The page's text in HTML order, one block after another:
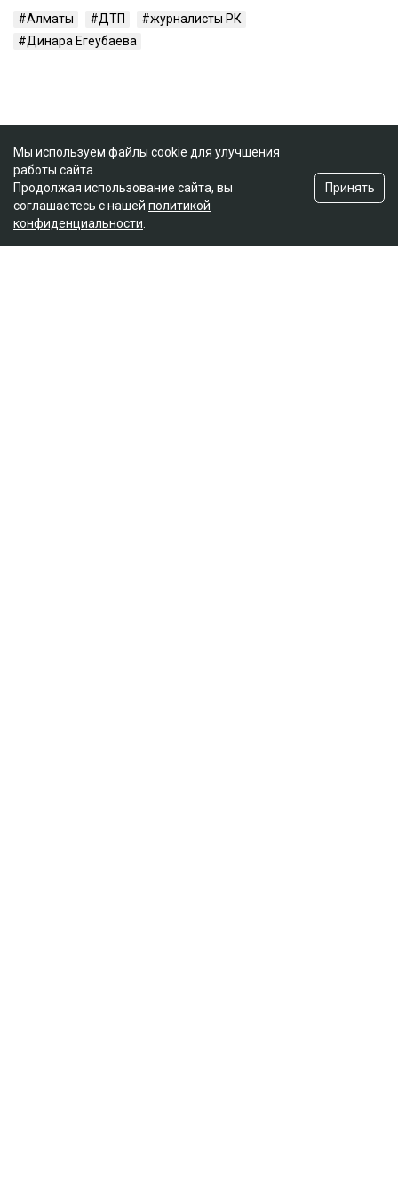
Алматы ДТП
журналисты РК
Динара Егеубаева
Мы используем файлы cookie для улучшения
работы сайта.
Продолжая использование сайта, вы
соглашаетесь с нашей политикой
конфиденциальности
Принять